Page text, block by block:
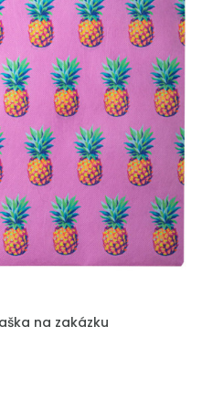
na zakázku